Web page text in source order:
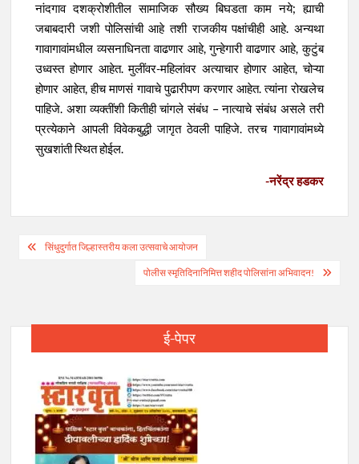
नांदगाव दशक्रोशीतील सामाजिक सौख्य बिघडता काम नये; ह्याची
जबाबदारी जशी पोलिसांची आहे तशी राजकीय पक्षांचीही आहे. अन्यथा
गावागावांमधील व्यसनाधिनता वाढणार आहे, गुन्हेगारी वाढणार आहे, कुटुंब
उध्वस्त होणार आहेत. मुलींवर-महिलांवर अत्याचार होणार आहेत, चोऱ्या
होणार आहेत, हीच माणसं गावाचे पुढारीपण करणार आहेत. त्यांना रोखलेच
पाहिजे. अशा व्यक्तींशी कितीही चांगले संबंध – नात्याचे संबंध असले तरी
प्रत्येकाने आपली विवेकबुद्धी जागृत ठेवली पाहिजे. तरच गावागावांमध्ये
सुखशांती स्थित होईल.
-नरेंद्र हडकर
Postसिंधुदुर्गात जिल्हास्तरीय कला उत्सवाचे आयोजन
पोलीस स्मृतिदिनानिमित्त शहीद पोलिसांना अभिवादन!
ई-पेपर